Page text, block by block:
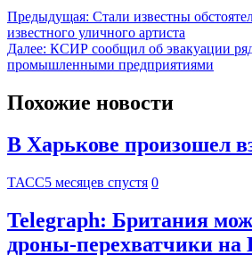
Предыдущая: Стали известны
известного уличного артиста
Далее: КСИР сообщил об эвакуации
промышленными предприятиями
Похожие новости
В Харькове произошел
ТАСС5 месяцев спустя 0
Telegraph: Британия
дроны-перехватчики